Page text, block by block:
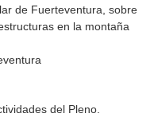
de Fuerteventura, sobre
en la montaña
del Pleno.